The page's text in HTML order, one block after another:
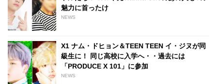
魅力に首ったけ
NEWS
X1 ナム・ドヒョン＆TEEN TEEN イ・ジヌが同
級生に！ 同じ高校に入学へ・・過去には
「PRODUCE X 101」に参加
NEWS